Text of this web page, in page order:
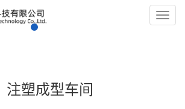
注塑成型车间